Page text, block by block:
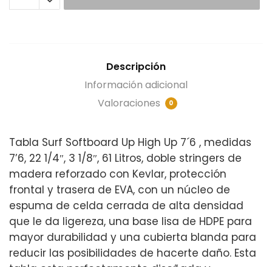
Descripción
Información adicional
Valoraciones
0
Tabla Surf Softboard Up High Up 7´6 , medidas
7’6, 22 1/4″, 3 1/8″, 61 Litros, doble stringers de
madera reforzado con Kevlar, protección
frontal y trasera de EVA, con un núcleo de
espuma de celda cerrada de alta densidad
que le da ligereza, una base lisa de HDPE para
mayor durabilidad y una cubierta blanda para
reducir las posibilidades de hacerte daño. Esta